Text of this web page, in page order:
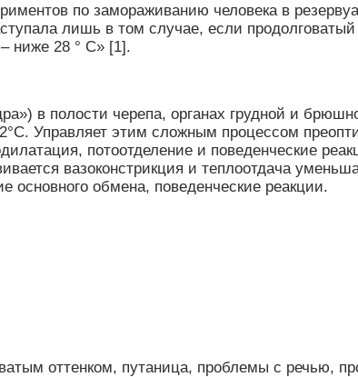
по замораживанию человека в
лишь в том случае, если
ниже 28 ° C» [1].
в полости черепа, органах грудной и
Управляет этим сложным процессом
потоотделение и поведенческие
вазоконстрикция и теплоотдача
обмена, поведенческие реакции.
оттенком, путаница, проблемы с речью,